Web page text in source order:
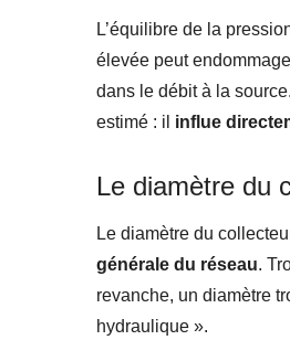
L’équilibre de la
élevée peut
dans le débit à la
estimé : il influe
Le diamètre du
Le diamètre du
générale du réseau.
revanche, un diamètre
hydraulique ».